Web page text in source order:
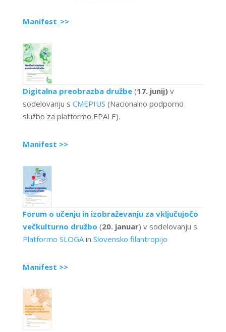
Manifest_>>
Digitalna preobrazba družbe (17. junij) v
sodelovanju s CMEPIUS (Nacionalno podporno
službo za platformo EPALE).
Manifest >>
Forum o učenju in izobraževanju za vključujočo
večkulturno družbo (20. januar) v sodelovanju s
Platformo SLOGAin Slovensko filantropijo
Manifest >>